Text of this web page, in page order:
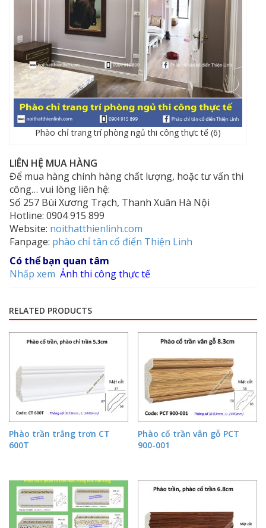
Phào chỉ trang trí phòng ngủ thi công thực tế (6)
LIÊN HỆ MUA HÀNG
Để mua hàng chính hàng chất lượng, hoặc tư vấn thi
công… vui lòng liên hệ:
Số 257 Bùi Xương Trạch, Thanh Xuân Hà Nội
Hotline: 0904 915 899
Website: noithatthienlinh.com
Fanpage: phào chỉ tân cổ điển Thiện Linh
Có thể bạn quan tâm
Nhấp xem Ảnh thi công thực tế
RELATED PRODUCTS
Phào trần trắng trơn CT
600T
Phào cổ trần vân gỗ PCT
900-001